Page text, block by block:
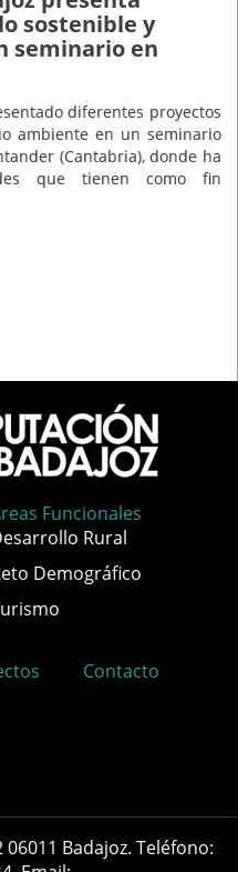
sostenible y
seminario en
diferentes proyectos
ambiente en un seminario
(Cantabria), donde ha
que tienen como fin
Funcionales
Rural
Demográfico
Contacto
Badajoz. Teléfono: